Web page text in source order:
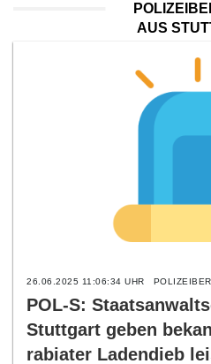
AUS
26.06.2025 11:06:34 UHR
POL-S:
Stuttgart geben
rabiater Ladendieb